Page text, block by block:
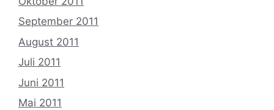
September 2011
August 2011
Juli 2011
Juni 2011
Mai 2011